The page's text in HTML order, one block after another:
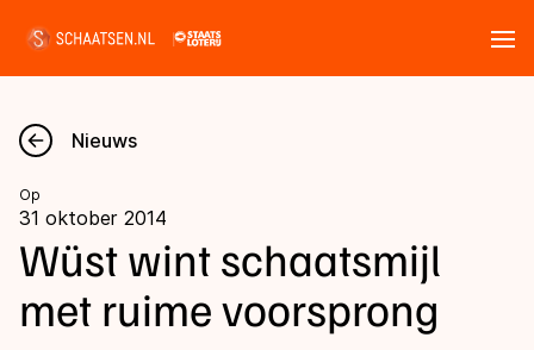
Nieuws
Kalender
Disciplines
Nieuws
Op
31 oktober 2014
Wüst wint schaatsmijl
met ruime voorsprong